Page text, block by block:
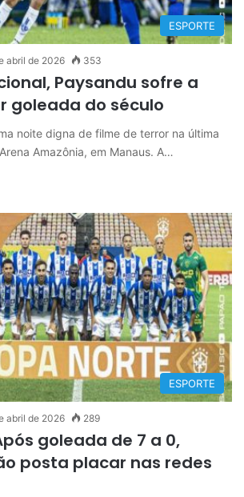
ESPORTE
abril de 2026 353
Paysandu sofre a
goleada do século
noite digna de filme de terror na última
Amazônia, em Manaus. A…
ESPORTE
abril de 2026 289
goleada de 7 a 0,
posta placar nas redes